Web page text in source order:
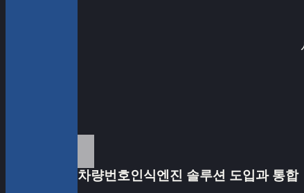
차량번호인식엔진 솔루션 도입과 통합